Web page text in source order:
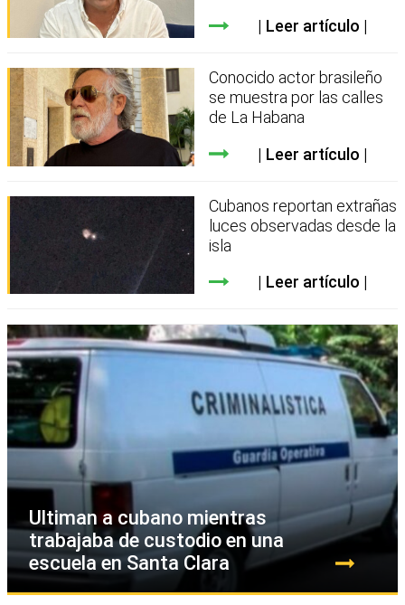
Leer artículo
Conocido actor brasileño
se muestra por las calles
de La Habana
Leer artículo
Cubanos reportan extrañas
luces observadas desde la
isla
Leer artículo
Ultiman a cubano mientras
trabajaba de custodio en una
escuela en Santa Clara